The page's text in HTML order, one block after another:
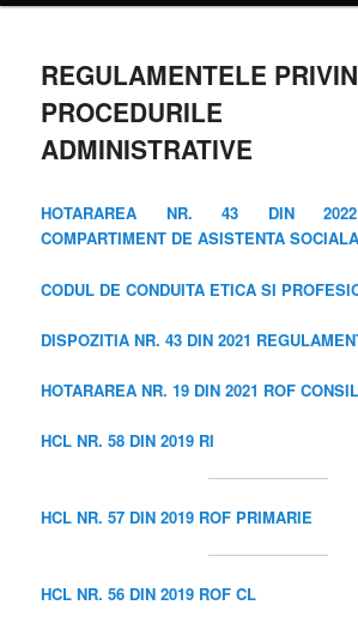
REGULAMENTELE
PROCEDURILE
ADMINISTRATIVE
HOTARAREA NR. 43 DIN 2022
COMPARTIMENT DE ASISTENTA SOCIALA
CODUL DE CONDUITA ETICA SI
DISPOZITIA NR. 43 DIN 2021
HOTARAREA NR. 19 DIN 2021 ROF
HCL NR. 58 DIN 2019 RI
HCL NR. 57 DIN 2019 ROF PRIMARIE
HCL NR. 56 DIN 2019 ROF CL